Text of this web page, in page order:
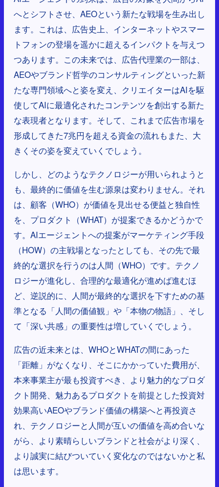
へとシフトさせ、AEOという新たな戦場を生み出し
ます。これは、広告史上、インターネットやスマー
トフォンの登場を遥かに超えるインパクトを与えつ
つあります。この未来では、広告代理業の一部は、
AEOやブランド哲学のコンサルティングといった新
たな専門領域へと姿を変え、クリエイターはAIを駆
使してAIに最適化されたコンテンツを創出する新た
な表現者となります。そして、これまで広告市場を
形成してきた7兆円を超える資金の流れもまた、大
きくその姿を変えていくでしょう。
しかし、どのようなテクノロジーが用いられようと
も、最終的に価値を生む源泉は変わりません。それ
は、顧客（WHO）が価値を見出せる便益と独自性
を、プロダクト（WHAT）が提案できるかどうかで
す。AIエージェントへの提案がマーケティング手段
（HOW）の主戦場となったとしても、その先で最
終的な選択を行うのは人間（WHO）です。テクノ
ロジーが進化し、合理的な最適化が進めば進むほ
ど、逆説的に、人間が最終的な選択を下すための基
準となる「人間の価値観」や「本物の物語」、そし
て「深い共感」の重要性は増していくでしょう。
広告の近未来とは、WHOとWHATの間にあった
「距離」がなくなり、そこにかかっていた費用が、
本来事業主が最も投資すべき、より魅力的なプロダ
クト開発、魅力あるプロダクトを前提とした投資対
効果高いAEOやブランド価値の構築へと再投資さ
れ、テクノロジーと人間が互いの価値を高め合いな
がら、より素晴らしいブランドと社会がより深く、
より誠実に結びついていく変化なのではないかと私
は思います。